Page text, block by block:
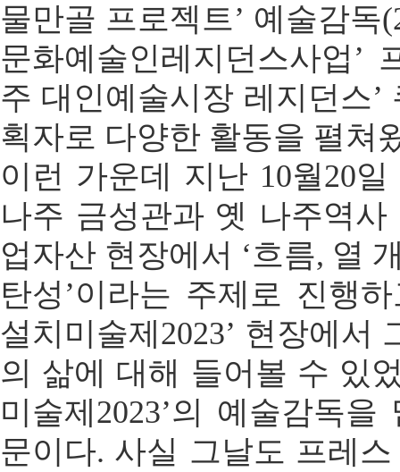
물만골 프로젝트’ 예술감독
문화예술인레지던스사업’
주 대인예술시장 레지던스’
획자로 다양한 활동을 펼쳐
이런 가운데 지난 10월20
나주 금성관과 옛 나주역
업자산 현장에서 ‘흐름, 열
탄성’이라는 주제로 진행
설치미술제2023’ 현장에서
의 삶에 대해 들어볼 수 있
미술제2023’의 예술감독
문이다. 사실 그날도 프레